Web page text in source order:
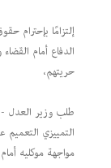
إلتزامًا بإحترام
الدفاع أمام
حريتهم،
التمييزي
مواجهة موكليه